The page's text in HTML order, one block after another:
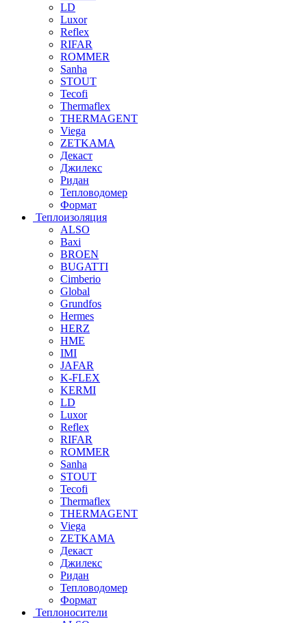
LD
Luxor
Reflex
RIFAR
ROMMER
Sanha
STOUT
Tecofi
Thermaflex
THERMAGENT
Viega
ZETKAMA
Декаст
Джилекс
Ридан
Тепловодомер
Формат
Теплоизоляция
ALSO
Baxi
BROEN
BUGATTI
Cimberio
Global
Grundfos
Hermes
HERZ
HME
IMI
JAFAR
K-FLEX
KERMI
LD
Luxor
Reflex
RIFAR
ROMMER
Sanha
STOUT
Tecofi
Thermaflex
THERMAGENT
Viega
ZETKAMA
Декаст
Джилекс
Ридан
Тепловодомер
Формат
Теплоносители